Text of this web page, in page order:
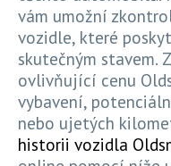
vám umožní
vozidle, které
skutečným stavem.
ovlivňující cenu
vybavení,
nebo ujetých
historii vozidla